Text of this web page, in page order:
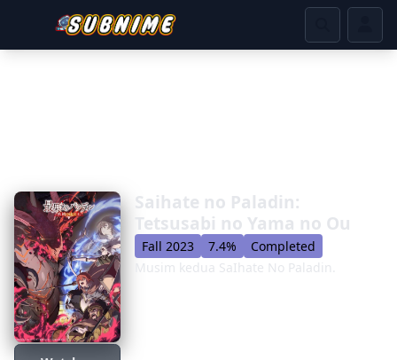
Saihate no Paladin:
Tetsusabi no Yama no Ou
Fall 2023 7.4%
Completed
Musim kedua SaIhate No Paladin.